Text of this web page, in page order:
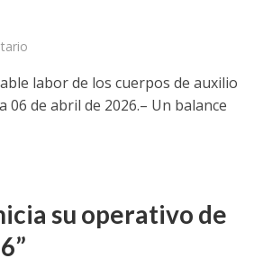
labor de los cuerpos de auxilio
06 de abril de 2026.– Un balance
su operativo de